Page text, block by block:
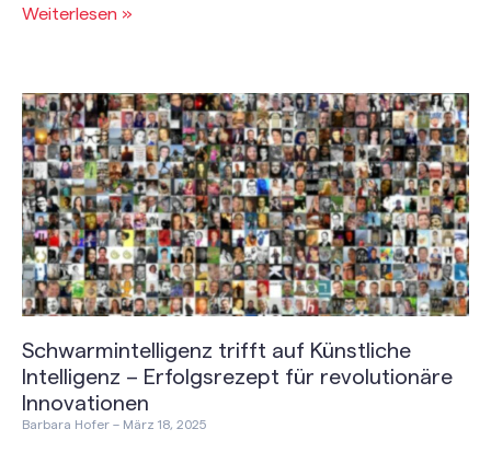
Weiterlesen »
Schwarmintelligenz trifft auf Künstliche
Intelligenz – Erfolgsrezept für revolutionäre
Innovationen
Barbara Hofer März 18, 2025